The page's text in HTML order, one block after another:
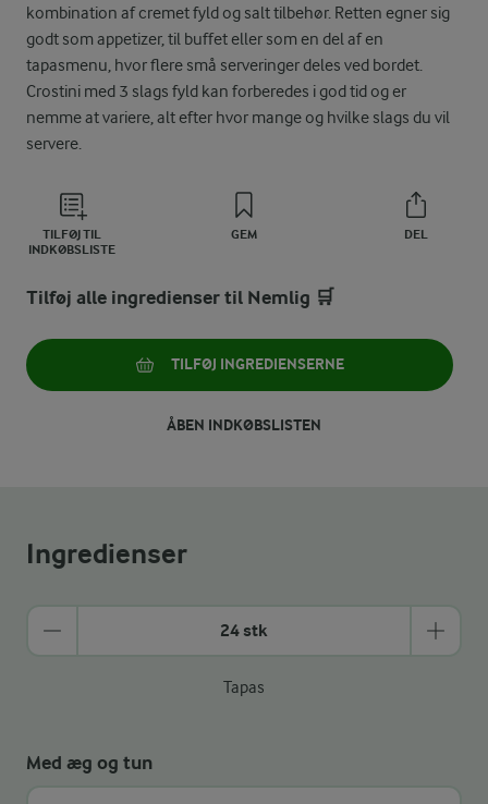
kombination af cremet fyld og salt tilbehør. Retten egner sig
godt som appetizer, til buffet eller som en del af en
tapasmenu, hvor flere små serveringer deles ved bordet.
Crostini med 3 slags fyld kan forberedes i god tid og er
nemme at variere, alt efter hvor mange og hvilke slags du vil
servere.
TILFØJ TIL
INDKØBSLISTE
GEM DEL
Tilføj alle ingredienser til Nemlig 🛒
TILFØJ INGREDIENSERNE
ÅBEN INDKØBSLISTEN
Ingredienser
24 stk
Tapas
Med æg og tun